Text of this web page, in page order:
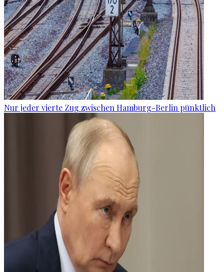
Nur jeder vierte Zug zwischen Hamburg-Berlin pünktlich